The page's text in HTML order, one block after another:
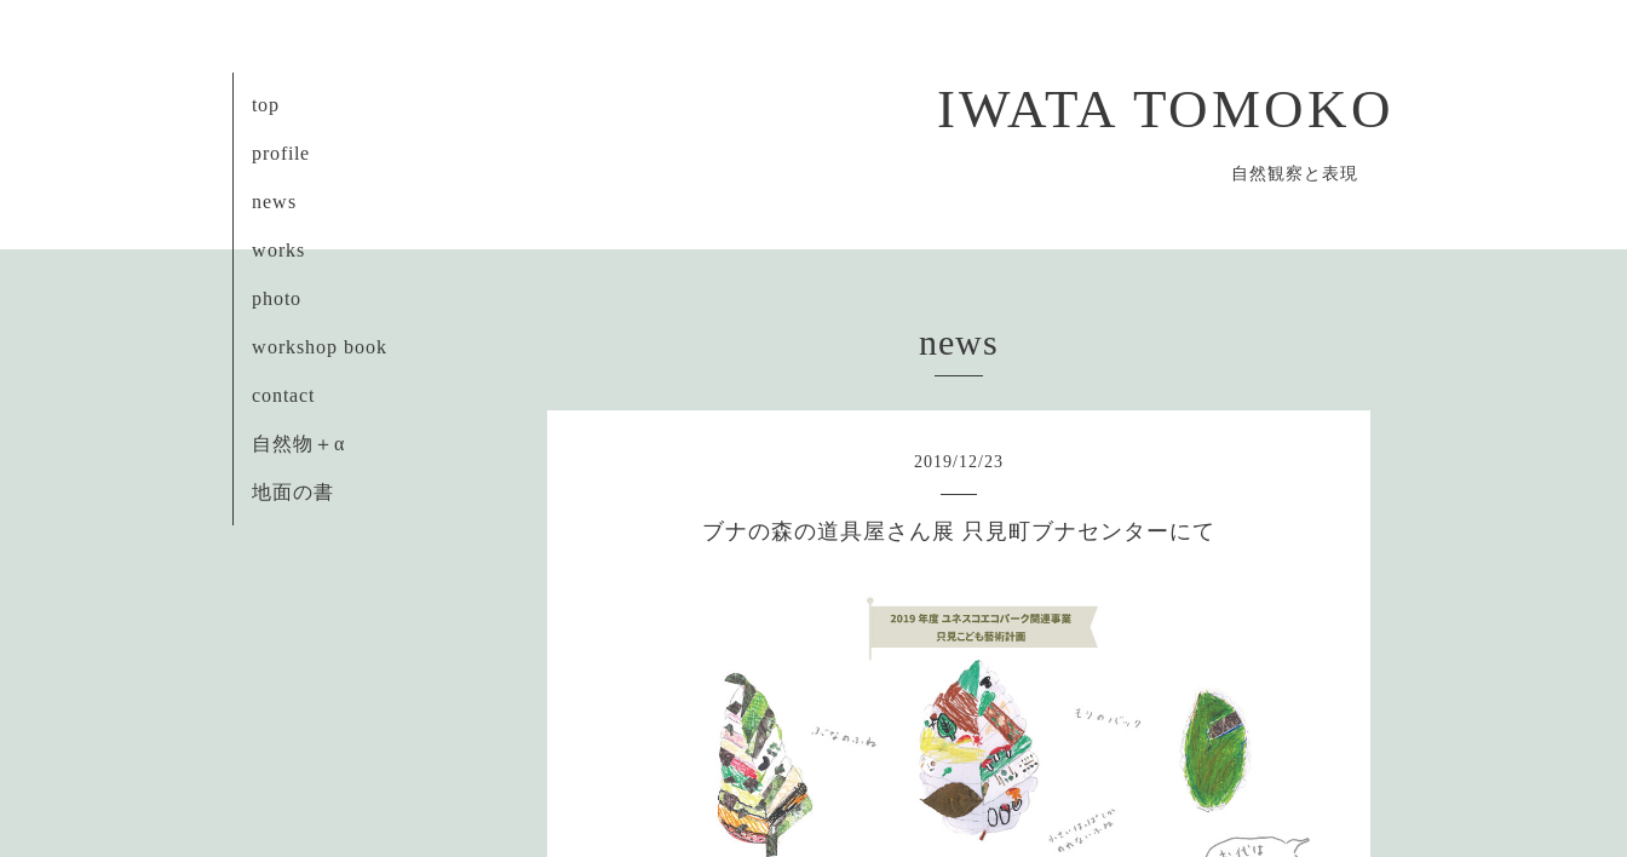
IWATA TOMOKO
自然観察と表現
top
profile
news
works
photo
workshop book
contact
自然物＋α
地面の書
news
2019/12/23
ブナの森の道具屋さん展 只見町ブナセンターにて